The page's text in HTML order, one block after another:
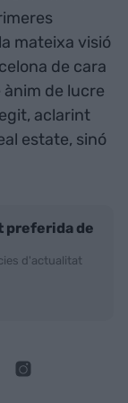
mateixa visió
de cara
ànim de lucre
aclarint
estate, sinó
preferida de
d'actualitat